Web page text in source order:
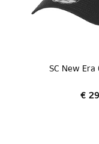
SC New Era
€